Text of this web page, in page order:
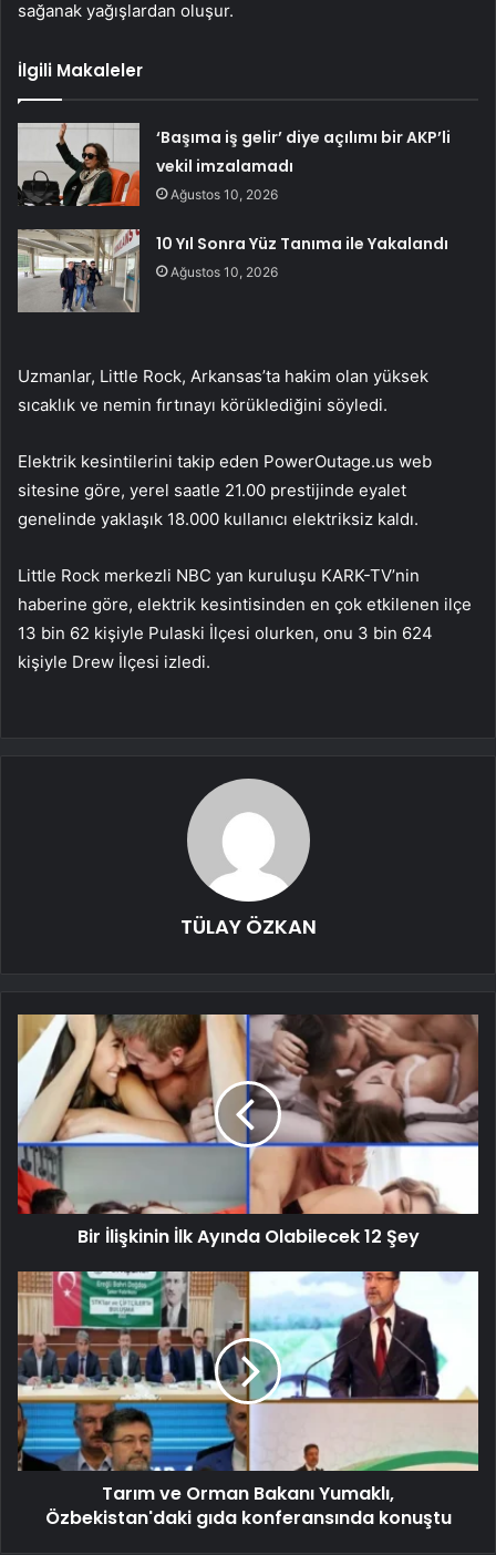
sağanak yağışlardan oluşur.
İlgili Makaleler
‘Başıma iş gelir’ diye açılımı bir AKP’li
vekil imzalamadı
Ağustos 10, 2026
10 Yıl Sonra Yüz Tanıma ile Yakalandı
Ağustos 10, 2026
Uzmanlar, Little Rock, Arkansas’ta hakim olan yüksek
sıcaklık ve nemin fırtınayı körüklediğini söyledi.
Elektrik kesintilerini takip eden PowerOutage.us web
sitesine göre, yerel saatle 21.00 prestijinde eyalet
genelinde yaklaşık 18.000 kullanıcı elektriksiz kaldı.
Little Rock merkezli NBC yan kuruluşu KARK-TV’nin
haberine göre, elektrik kesintisinden en çok etkilenen ilçe
13 bin 62 kişiyle Pulaski İlçesi olurken, onu 3 bin 624
kişiyle Drew İlçesi izledi.
TÜLAY ÖZKAN
Bir İlişkinin İlk Ayında Olabilecek 12 Şey
Tarım ve Orman Bakanı Yumaklı,
Özbekistan'daki gıda konferansında konuştu